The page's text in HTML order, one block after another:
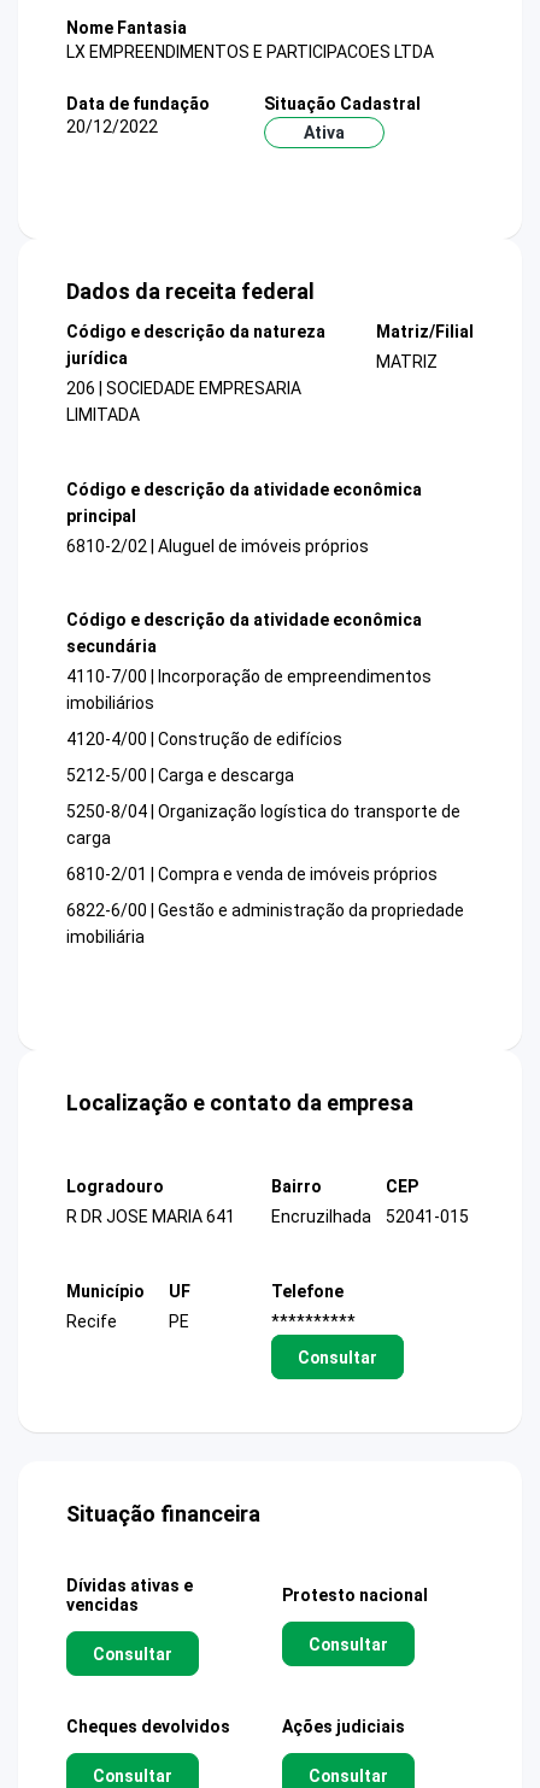
Nome Fantasia
LX EMPREENDIMENTOS E PARTICIPACOES LTDA
Data de fundação
20/12/2022
Situação Cadastral
Ativa
Dados da receita federal
Código e descrição da natureza
jurídica
206 | SOCIEDADE EMPRESARIA
LIMITADA
Matriz/Filial
MATRIZ
Código e descrição da atividade econômica
principal
6810-2/02 | Aluguel de imóveis próprios
Código e descrição da atividade econômica
secundária
4110-7/00 | Incorporação de empreendimentos
imobiliários
4120-4/00 | Construção de edifícios
5212-5/00 | Carga e descarga
5250-8/04 | Organização logística do transporte de
carga
6810-2/01 | Compra e venda de imóveis próprios
6822-6/00 | Gestão e administração da propriedade
imobiliária
Localização e contato da empresa
Logradouro
R DR JOSE MARIA 641
Bairro
Encruzilhada
CEP
52041-015
Município
Recife
UF
PE
Telefone
**********
Consultar
Situação financeira
Dívidas ativas e
vencidas
Consultar
Protesto nacional
Consultar
Cheques devolvidos
Consultar
Ações judiciais
Consultar